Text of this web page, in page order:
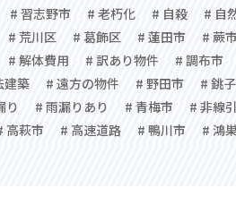
# 習志野市 # 老朽化 # 自殺
# 自
# 荒川区 # 葛飾区 # 蓮田市
# 蕨
# 解体費用 # 訳あり物件
# 調布市
建築 # 遠方の物件 # 野田市
# 銚
り # 雨漏りあり # 青梅市
# 非線
高萩市 # 高速道路 # 鴨川市
# 鴻